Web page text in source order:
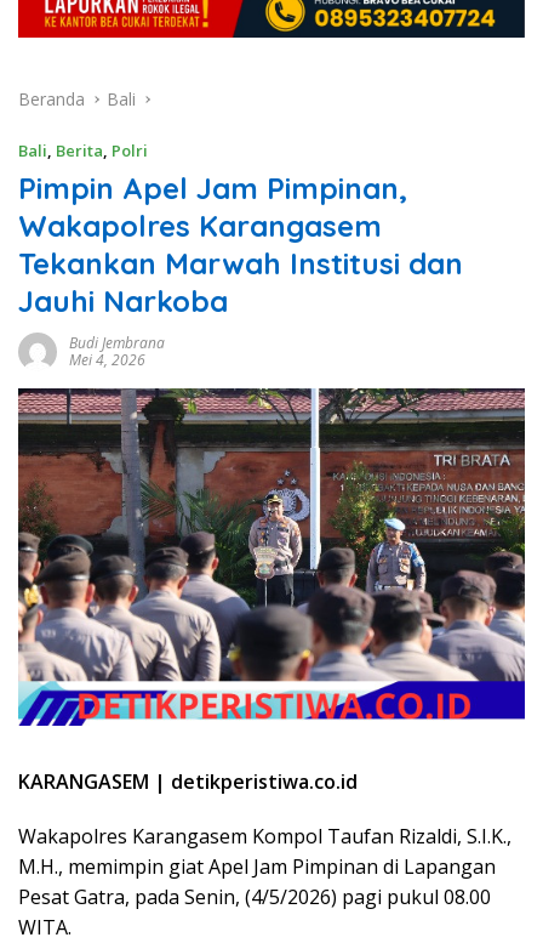
Beranda Bali
Bali, Berita, Polri
Pimpin Apel Jam Pimpinan,
Wakapolres Karangasem
Tekankan Marwah Institusi dan
Jauhi Narkoba
Budi Jembrana
Mei 4, 2026
KARANGASEM | detikperistiwa.co.id
Wakapolres Karangasem Kompol Taufan Rizaldi, S.I.K.,
M.H., memimpin giat Apel Jam Pimpinan di Lapangan
Pesat Gatra, pada Senin, (4/5/2026) pagi pukul 08.00
WITA.